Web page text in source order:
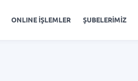
ONLINE İŞLEMLER ŞUBELERİMİZ